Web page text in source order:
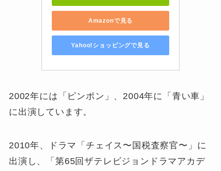
Amazonで見る
Yahoo!ショッピングで見る
2002年には「ピンポン」、2004年に「青い車」
に出演しています。
2010年、ドラマ「チェイス〜国税査察官〜」に
出演し、「第65回ザテレビジョンドラマアカデ